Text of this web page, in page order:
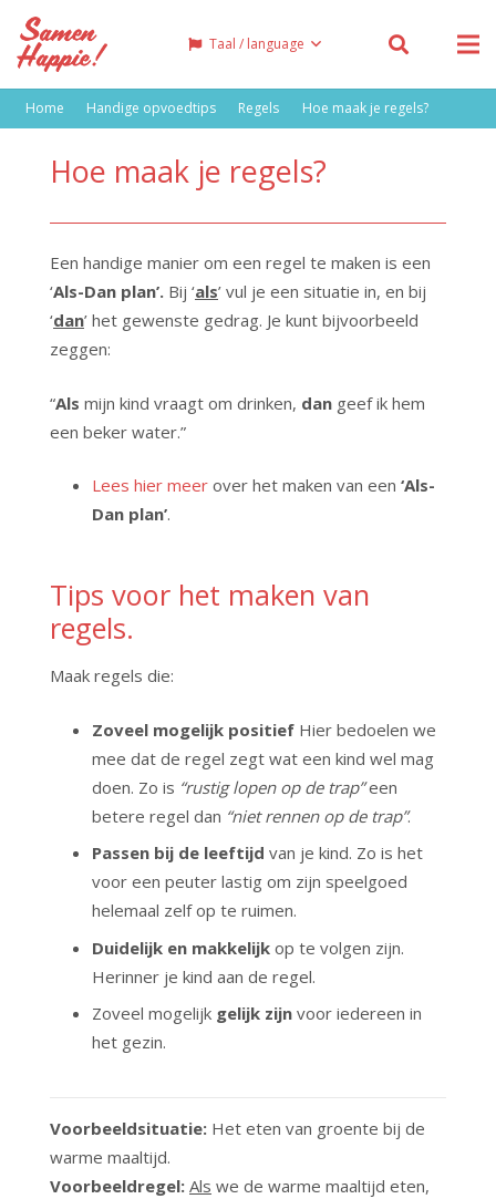
Taal / language
Home Handige opvoedtips Regels Hoe maak je regels?
Hoe maak je regels?
Een handige manier om een regel te maken is een
‘Als-Dan plan’. Bij ‘als’ vul je een situatie in, en bij
‘dan’ het gewenste gedrag. Je kunt bijvoorbeeld
zeggen:
“Als mijn kind vraagt om drinken, dan geef ik hem
een beker water.”
Lees hier meerover het maken van een ‘Als-
Dan plan’.
Tips voor het maken van
regels.
Maak regels die:
Zoveel mogelijk positief Hier bedoelen we
mee dat de regel zegt wat een kind wel mag
doen. Zo is “rustig lopen op de trap”een
betere regel dan “niet rennen op de trap”.
Passen bij de leeftijd van je kind. Zo is het
voor een peuter lastig om zijn speelgoed
helemaal zelf op te ruimen.
Duidelijk en makkelijk op te volgen zijn.
Herinner je kind aan de regel.
Zoveel mogelijkgelijk zijn voor iedereen in
het gezin.
Voorbeeldsituatie: Het eten van groente bij de
warme maaltijd.
Voorbeeldregel: Als we de warme maaltijd eten,